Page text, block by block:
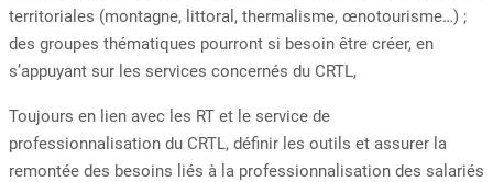
territoriales (montagne, littoral, thermalisme, œnotourisme…) ;
des groupes thématiques pourront si besoin être créer, en
s’appuyant sur les services concernés du CRTL,
Toujours en lien avec les RT et le service de
professionnalisation du CRTL, définir les outils et assurer la
remontée des besoins liés à la professionnalisation des salariés